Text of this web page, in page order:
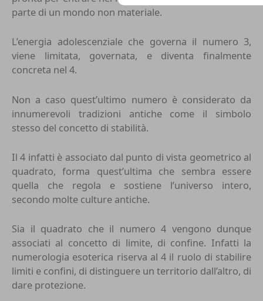
parte di un mondo non materiale.
L’energia adolescenziale che governa il numero 3,
viene limitata, governata, e diventa finalmente
concreta nel 4.
Non a caso quest’ultimo numero è considerato da
innumerevoli tradizioni antiche come il simbolo
stesso del concetto di stabilità.
Il 4 infatti è associato dal punto di vista geometrico al
quadrato, forma quest’ultima che sembra essere
quella che regola e sostiene l’universo intero,
secondo molte culture antiche.
Sia il quadrato che il numero 4 vengono dunque
associati al concetto di limite, di confine. Infatti la
numerologia esoterica riserva al 4 il ruolo di stabilire
limiti e confini, di distinguere un territorio dall’altro, di
dare protezione.